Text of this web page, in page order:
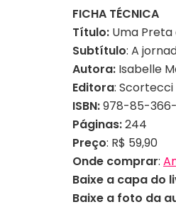
FICHA TÉCNICA
Título: Uma Preta
Subtítulo: A
Autora: Isabelle
Editora: Scortecci
ISBN:978-85-
Páginas:244
Preço: R$ 59,90
Onde comprar:
Baixe a capa do
Baixe a foto da